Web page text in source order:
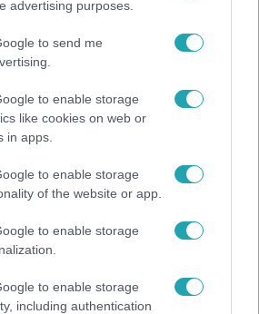
advertising purposes.
to send me
to enable storage
like cookies on web or
in apps.
to enable storage
of the website or app.
to enable storage
to enable storage
including authentication
ismert OnlyFans-modell